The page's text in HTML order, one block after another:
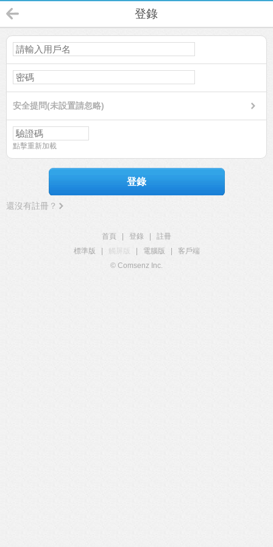
登錄
安全提問(未設置請忽略)
點擊重新加載
登錄
還沒有註冊？
首頁 登錄
註冊
標準版
觸屏版 電腦版
客戶端
© Comsenz Inc.